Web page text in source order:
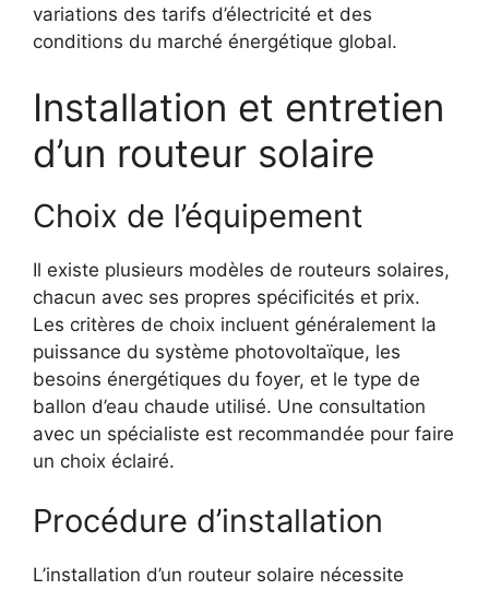
variations des tarifs d’électricité et des
conditions du marché énergétique global.
Installation et entretien
d’un routeur solaire
Choix de l’équipement
Il existe plusieurs modèles de routeurs solaires,
chacun avec ses propres spécificités et prix.
Les critères de choix incluent généralement la
puissance du système photovoltaïque, les
besoins énergétiques du foyer, et le type de
ballon d’eau chaude utilisé. Une consultation
avec un spécialiste est recommandée pour faire
un choix éclairé.
Procédure d’installation
L’installation d’un routeur solaire nécessite